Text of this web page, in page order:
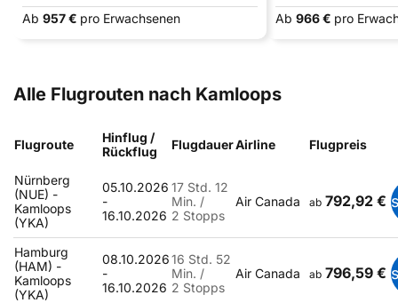
Ab 957 € pro Erwachsenen
Ab 966 € pro
Alle Flugrouten nach Kamloops
Flugroute
Hinflug /
Rückflug
FlugdauerAirline Flugpreis
Nürnberg
(NUE) -
Kamloops
(YKA)
05.10.2026
-
16.10.2026
17 Std. 12
Min. /
2 Stopps
Air Canada ab 792,92 €
Hamburg
(HAM) -
Kamloops
(YKA)
08.10.2026
-
16.10.2026
16 Std. 52
Min. /
2 Stopps
Air Canada ab 796,59 €